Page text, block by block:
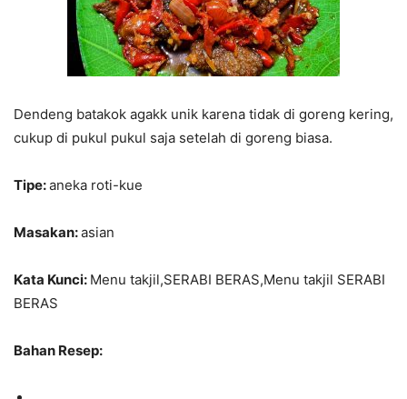
Dendeng batakok agakk unik karena tidak di goreng kering,
cukup di pukul pukul saja setelah di goreng biasa.
Tipe:aneka roti-kue
Masakan:asian
Kata Kunci: Menu takjil,SERABI BERAS,Menu takjil SERABI
BERAS
Bahan Resep: